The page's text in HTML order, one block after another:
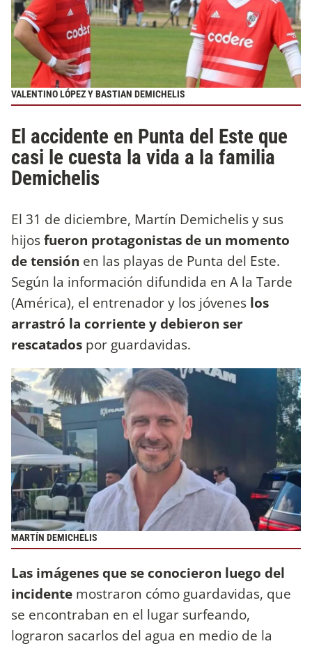
VALENTINO LÓPEZ Y BASTIAN DEMICHELIS
El accidente en Punta del Este que
casi le cuesta la vida a la familia
Demichelis
El 31 de diciembre, Martín Demichelis y sus
hijosfueron protagonistas de un momento
de tensión en las playas de Punta del Este.
Según la información difundida en A la Tarde
(América), el entrenador y los jóvenes los
arrastró la corriente y debieron ser
rescatados por guardavidas.
MARTÍN DEMICHELIS
Las imágenes que se conocieron luego del
incidente mostraron cómo guardavidas, que
se encontraban en el lugar surfeando,
lograron sacarlos del agua en medio de la